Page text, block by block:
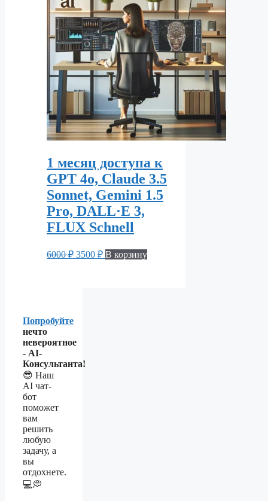
1 месяц доступа к
GPT 4o, Claude 3.5
Sonnet, Gemini 1.5
Pro, DALL·E 3,
FLUX Schnell
6000₽ Первоначальная
3500 ₽Текущая
цена:
В корзину
Попробуйте
нечто
невероятное
- AI-
Консультанта!
😎 Наш
AI чат-
бот
поможет
вам
решить
любую
задачу, а
вы
отдохнете.
💻💭